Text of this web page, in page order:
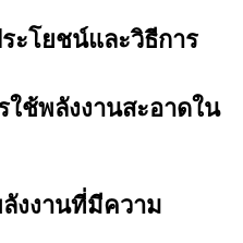
ะโยชน์และวิธีการ
ใช้พลังงานสะอาดใน
งงานที่มีความ